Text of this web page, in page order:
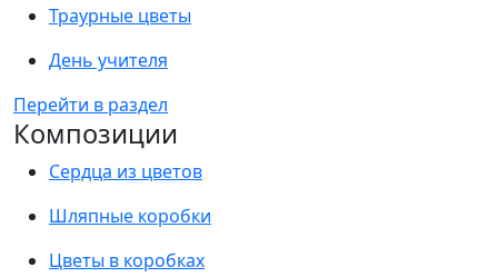
Траурные цветы
День учителя
Перейти в раздел
Композиции
Сердца из цветов
Шляпные коробки
Цветы в коробках